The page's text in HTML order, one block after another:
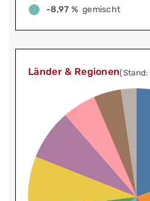
-8,97 % gemischt
Länder & Regionen(Stand: